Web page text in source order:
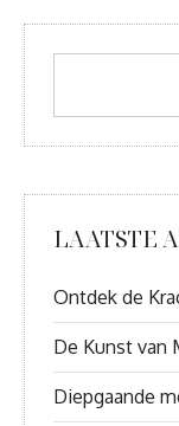
LAATSTE
Ontdek de
De Kunst van
Diepgaande